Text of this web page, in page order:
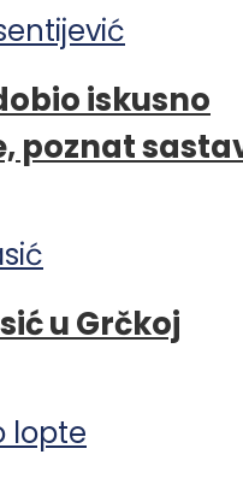
stranici
proizvoda.
iskusno
poznat
u Grčkoj